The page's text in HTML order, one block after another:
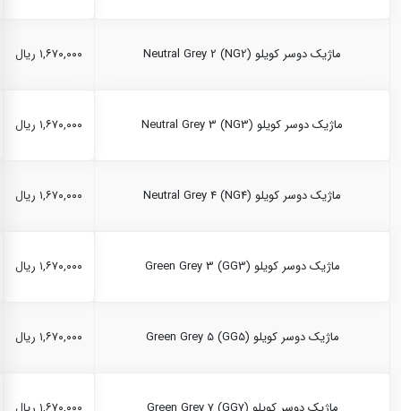
ماژیک دوسر کویلو Neutral Grey 2 (NG2) ۱,۶۷۰,۰۰۰ ریال
ماژیک دوسر کویلو Neutral Grey 3 (NG3) ۱,۶۷۰,۰۰۰ ریال
ماژیک دوسر کویلو Neutral Grey 4 (NG4) ۱,۶۷۰,۰۰۰ ریال
ماژیک دوسر کویلو Green Grey 3 (GG3) ۱,۶۷۰,۰۰۰ ریال
ماژیک دوسر کویلو Green Grey 5 (GG5) ۱,۶۷۰,۰۰۰ ریال